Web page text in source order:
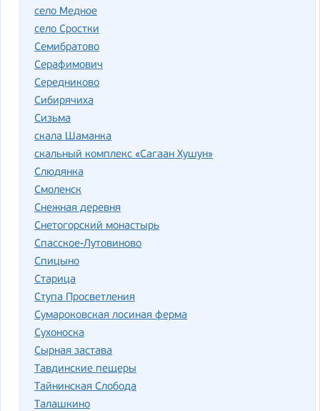
село Медное
село Сростки
Семибратово
Серафимович
Середниково
Сибирячиха
Сизьма
скала Шаманка
скальный комплекс «Сагаан Хушун»
Слюдянка
Смоленск
Снежная деревня
Снетогорский монастырь
Спасское-Лутовиново
Спицыно
Старица
Ступа Просветления
Сумароковская лосиная ферма
Сухоноска
Сырная застава
Тавдинские пещеры
Тайнинская Слобода
Талашкино